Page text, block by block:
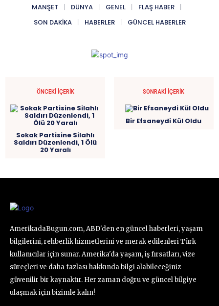
MANŞET DÜNYA GENEL
FLAŞ HABER
SON DAKIKA
HABERLER GÜNCEL HABERLER
ÖNCEKI İÇERIK
Sokak Partisine Silahlı
Saldırı Düzenlendi, 1 Ölü
20 Yaralı
SONRAKI İÇERIK
Bir Efsaneydi Kül Oldu
AmerikadaBugun.com, ABD'den en güncel haberleri, yaşam
bilgilerini, rehberlik hizmetlerini ve merak edilenleri Türk
kullanıcılar için sunar. Amerika'da yaşam, iş fırsatları, vize
süreçleri ve daha fazlası hakkında bilgi alabileceğiniz
güvenilir bir kaynaktır. Her zaman doğru ve güncel bilgiye
ulaşmak için bizimle kalın!